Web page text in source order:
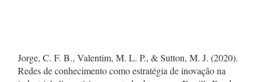
Jorge, C. F. B., Valentim, M. L. P., & Sutton, M. J. (2020).
Redes de conhecimento como estratégia de inovação na